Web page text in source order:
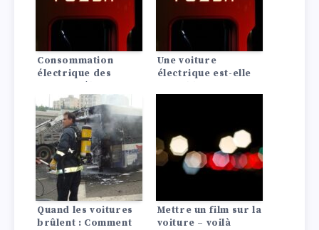
Consommation
électrique des
: les faits les plus
importants
Une voiture
électrique est-elle
Quand les voitures
brûlent : Comment
Mettre un film sur la
voiture – voilà